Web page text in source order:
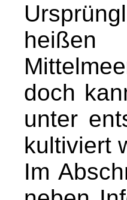
doch
unter
kultiviert
Im